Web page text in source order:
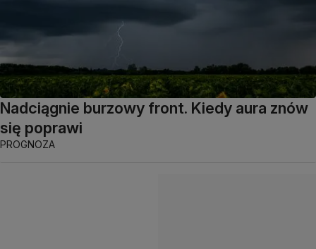
Nadciągnie burzowy front. Kiedy aura znów
się poprawi
PROGNOZA